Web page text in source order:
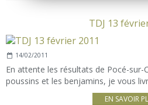
TDJ 13
14/02/2011
En attente les résultats de Pocé-sur-
poussins et les benjamins, je vous
EN SAVOIR